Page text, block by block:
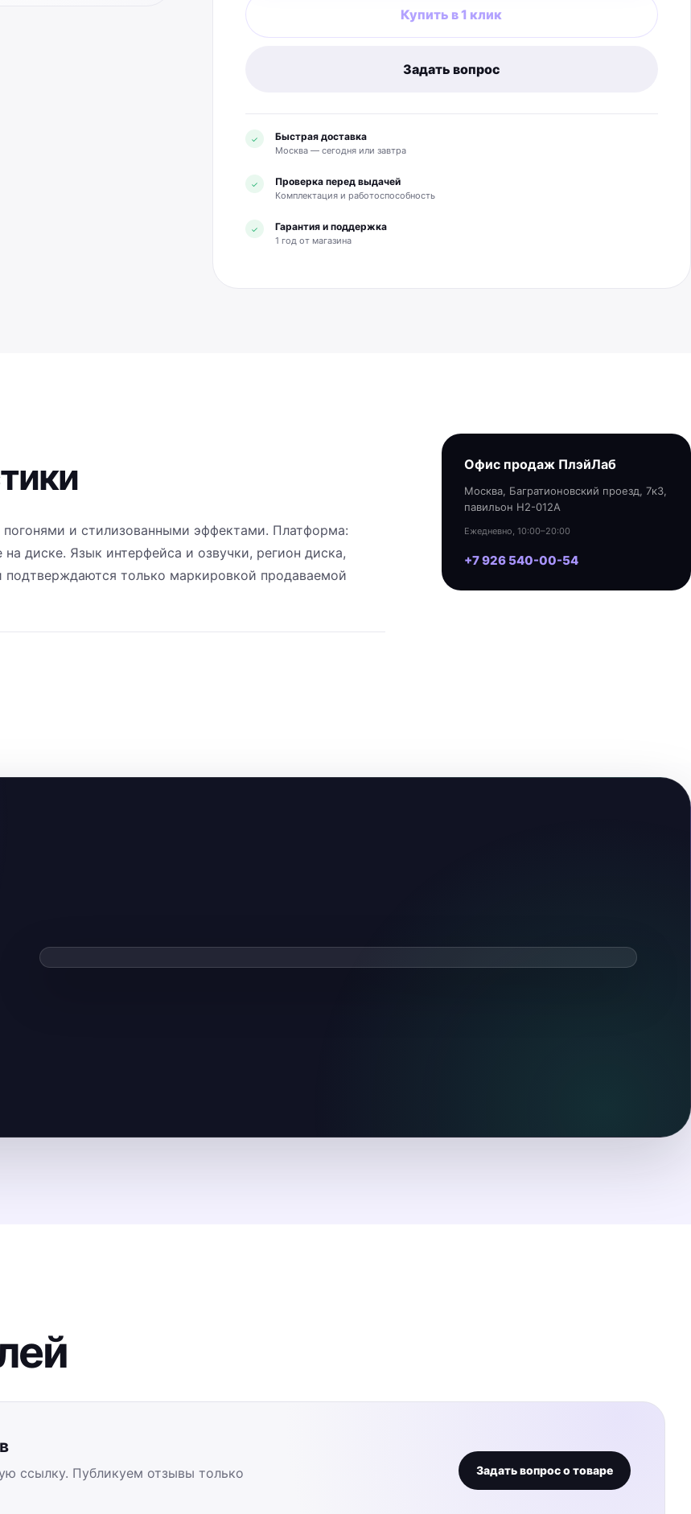
Купить в 1 клик
Задать вопрос
✓ Быстрая доставка
Москва — сегодня или завтра
✓ Проверка перед выдачей
Комплектация и работоспособность
✓ Гарантия и поддержка
1 год от магазина
и стилизованными эффектами. Платформа:
диске. Язык интерфейса и озвучки, регион диска,
только маркировкой продаваемой
Офис продаж ПлэйЛаб
Москва, Багратионовский проезд, 7к3,
павильон H2-012A
Ежедневно, 10:00–20:00
+7 926 540-00-54
Смотреть видеообзор
ссылку. Публикуем отзывы только
Задать вопрос о товаре